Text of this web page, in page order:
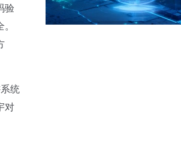
验
统
对